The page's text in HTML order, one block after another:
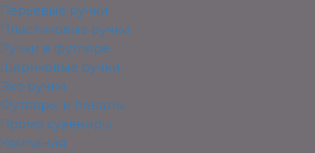
Перьевые ручки
Пластиковые ручки
Ручки в футляре
Шариковые ручки
Эко ручки
Футляры и пеналы
Промо сувениры
Компания